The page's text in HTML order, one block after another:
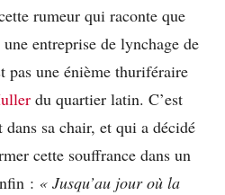
rumeur qui raconte que
entreprise de lynchage de
pas une énième thuriféraire
du quartier latin. C’est
sa chair, et qui a décidé
cette souffrance dans un
: « Jusqu’au jour où la